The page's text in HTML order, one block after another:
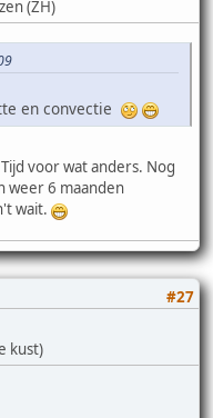
(ZH)
en convectie
voor wat anders. Nog
weer 6 maanden
wait.
#27
kust)